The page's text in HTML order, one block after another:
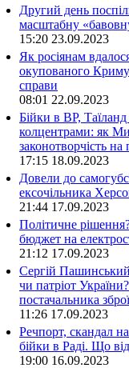
Другий день
масштабну
15:20 23.09.2023
Як росіянам
окупованого
справи
08:01 22.09.2023
Бійки в ВР, Таїланд
колцентрами: як
законотворчість на
17:15 18.09.2023
Довели до
ексочільника
21:44 17.09.2023
Політичне
бюджет на
21:12 17.09.2023
Сергій
чи патріот
постачальника
11:26 17.09.2023
Речпорт, скандал
бійки в Раді. Що
19:00 16.09.2023